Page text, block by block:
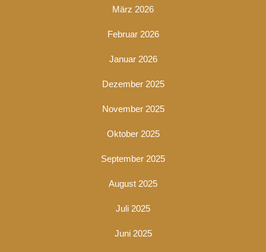
März 2026
Februar 2026
Januar 2026
Dezember 2025
November 2025
Oktober 2025
September 2025
August 2025
Juli 2025
Juni 2025